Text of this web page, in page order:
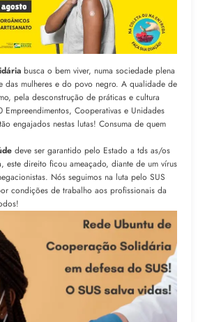
busca o bem viver, numa sociedade plena
das mulheres e do povo negro. A qualidade de
pela desconstrução de práticas e cultura
Empreendimentos, Cooperativas e Unidades
engajados nestas lutas! Consuma de quem
deve ser garantido pelo Estado a tds as/os
este direito ficou ameaçado, diante de um vírus
Nós seguimos na luta pelo SUS
condições de trabalho aos profissionais da